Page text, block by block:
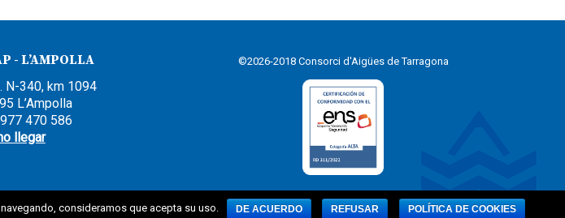
- L’AMPOLLA
N-340, km 1094
L’Ampolla
470 586
llegar
©2026-2018 Consorci d'Aigües de Tarragona
consideramos que acepta su uso. DE ACUERDO REFUSAR POLÍTICA DE COOKIES